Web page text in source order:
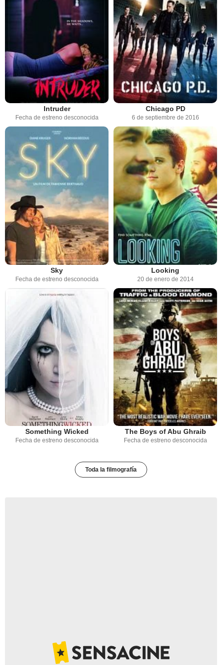
Intruder
Fecha de estreno desconocida
Chicago PD
6 de septiembre de 2016
Sky
Fecha de estreno desconocida
Looking
20 de enero de 2014
Something Wicked
Fecha de estreno desconocida
The Boys of Abu Ghraib
Fecha de estreno desconocida
Toda la filmografía